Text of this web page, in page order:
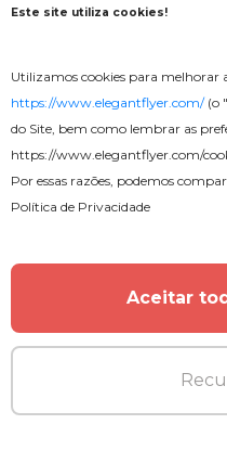
Efeitos de
Este site utiliza cookies!
Utilizamos cookies para melhorar
https://www.elegantflyer.com/(o
do Site, bem como lembrar as
https://www.elegantflyer.com/
Por essas razões, podemos
Política de Privacidade
Aceitar